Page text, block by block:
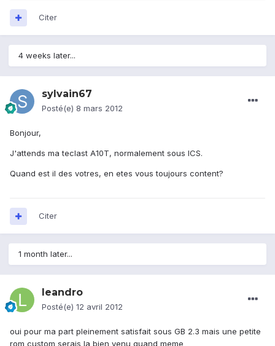
Citer
4 weeks later...
sylvain67
Posté(e) 8 mars 2012
Bonjour,
J'attends ma teclast A10T, normalement sous ICS.
Quand est il des votres, en etes vous toujours content?
Citer
1 month later...
leandro
Posté(e) 12 avril 2012
oui pour ma part pleinement satisfait sous GB 2.3 mais une petite
rom custom serais la bien venu quand meme